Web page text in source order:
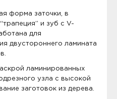
форма заточки, в
и зуб с V-
для
двустороннего ламината
ламинированных
узла с высокой
заготовок из дерева.